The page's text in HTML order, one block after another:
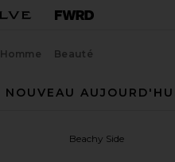
Homme Beauté
NOUVEAU
My Beachy Side